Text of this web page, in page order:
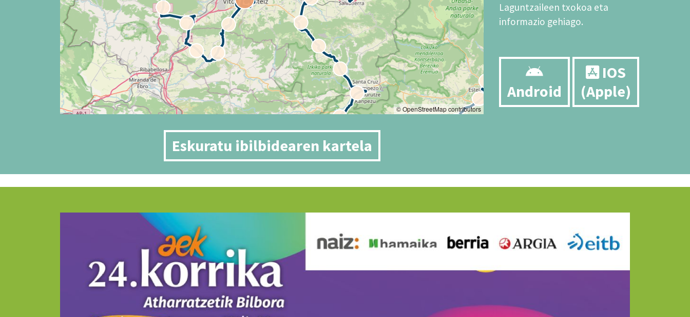
Eskuratu ibilbidearen kartela
Laguntzaileen txokoa eta
informazio gehiago.
Android
IOS
(Apple)